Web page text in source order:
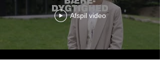
Afspil video